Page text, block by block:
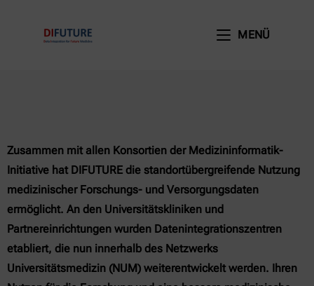
MENÜ
Zusammen mit allen Konsortien der Medizininformatik-
Initiative hat DIFUTURE die standortübergreifende Nutzung
medizinischer Forschungs- und Versorgungsdaten
ermöglicht. An den Universitätskliniken und
Partnereinrichtungen wurden Datenintegrationszentren
etabliert, die nun innerhalb des Netzwerks
Universitätsmedizin (NUM) weiterentwickelt werden. Ihren